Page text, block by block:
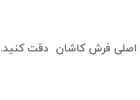
اصلی فرش کاشان دقت کنید.